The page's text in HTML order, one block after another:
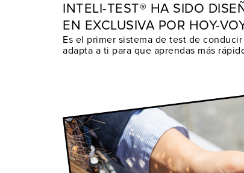
INTELI-TEST® HA SIDO
EN EXCLUSIVA POR HOY-
Es el primer sistema de test de
adapta a ti para que aprendas más